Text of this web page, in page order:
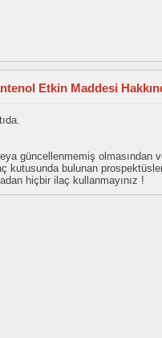
Etkin Maddesi
güncellenmemiş olmasından
kutusunda bulunan
hiçbir ilaç kullanmayınız !